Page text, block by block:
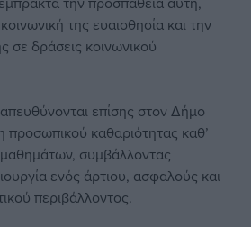
της ευαισθησία και την
σε δράσεις κοινωνικού
επίσης στον Δήμο
προσωπικού καθαριότητας καθ’
συμβάλλοντας
ενός άρτιου, ασφαλούς και
περιβάλλοντος.